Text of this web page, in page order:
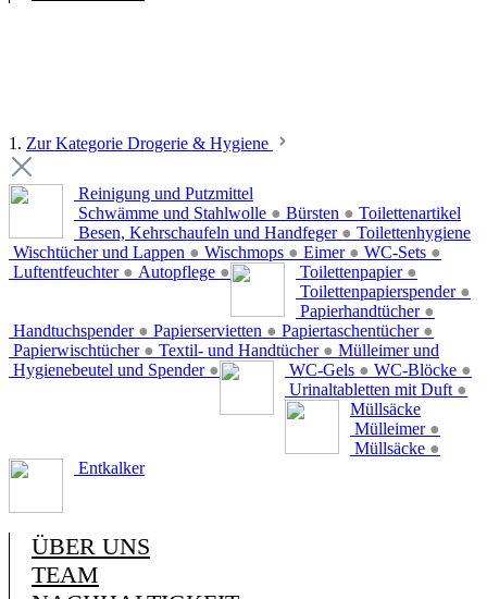
1. Zur Kategorie Drogerie & Hygiene
Reinigung und Putzmittel
Schwämme und Stahlwolle ● Bürsten ●
Besen, Kehrschaufeln und Handfeger ●
Wischtücher und Lappen ● Wischmops ● Eimer ● WC-Sets ●
Luftentfeuchter ● Autopflege ●
Toilettenartikel
Toilettenpapier ●
Toilettenpapierspender ●
Papierhandtücher ●
Handtuchspender ● Papierservietten ● Papiertaschentücher ●
Papierwischtücher ● Textil- und Handtücher ●
Hygienebeutel und Spender ●
Toilettenhygiene
WC-Gels ● WC-Blöcke ●
Urinaltabletten mit Duft ●
Mülleimer und
Müllsäcke
Mülleimer ●
Müllsäcke ●
Entkalker
ÜBER UNS
TEAM